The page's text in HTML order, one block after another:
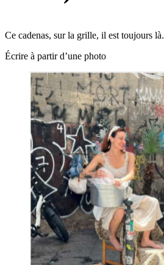
Ce cadenas, sur la grille, il est toujours là.
Écrire à partir d’une photo